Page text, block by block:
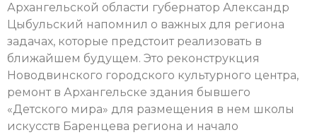
Архангельской области губернатор Александр
Цыбульский напомнил о важных для региона
задачах, которые предстоит реализовать в
ближайшем будущем. Это реконструкция
Новодвинского городского культурного центра,
ремонт в Архангельске здания бывшего
«Детского мира» для размещения в нем школы
искусств Баренцева региона и начало